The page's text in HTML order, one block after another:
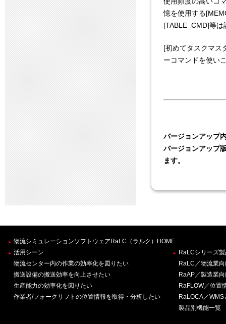
憶を使用する
[TABLE_CMD]等
[初めてタスクマス
ーコマンドを使い
バージョンアップ
バージョンアップ
ます。
物流シミュレーションソフトウェアRaLC（ラルク）HOME
活用シーン
物流センター内の作業の効率化を図りたい
搬送設備の搬送効率を向上させたい
生産能力の効率化を図りたい
作業者/フォークリフトの位置情報を取得・分析したい
RaLCシリーズ
RaLC／物流業
RaAP／製造業
RaFLOW／位置
RaLOCA／
製品別機能一覧